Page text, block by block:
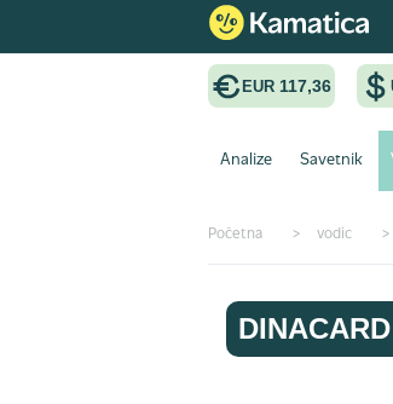
EUR 117,36
Analize Savetnik
Početna > vodic >